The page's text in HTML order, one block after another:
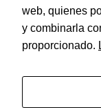
web, quienes
y combinarla
proporcionado.